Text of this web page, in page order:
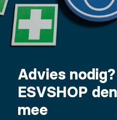
Advies nodig?
ESVSHOP
mee